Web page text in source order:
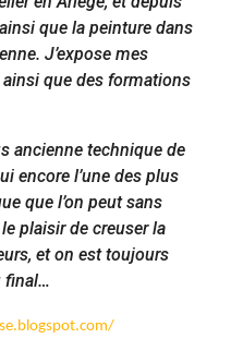
que la peinture dans
J’expose mes
que des formations
ancienne technique de
encore l’une des plus
que l’on peut sans
plaisir de creuser la
et on est toujours
final…